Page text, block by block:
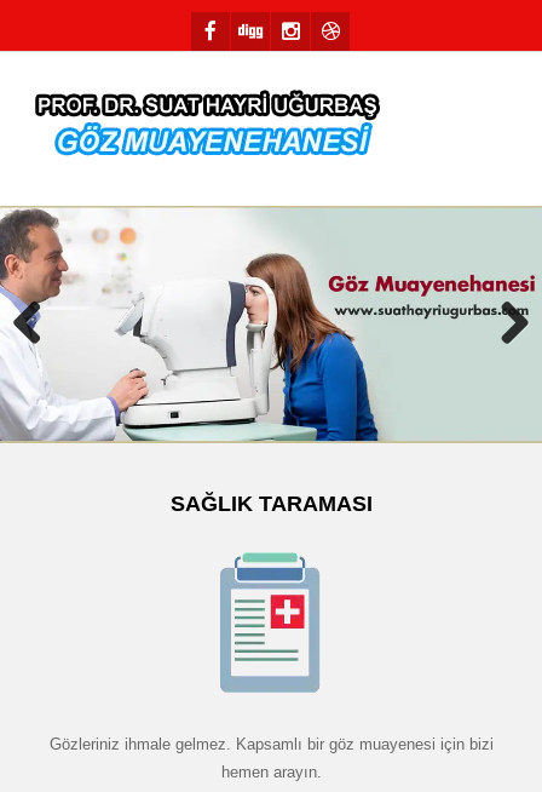
Previous
SAĞLIK TARAMASI
Gözleriniz ihmale gelmez. Kapsamlı bir göz muayenesi için bizi
hemen arayın.